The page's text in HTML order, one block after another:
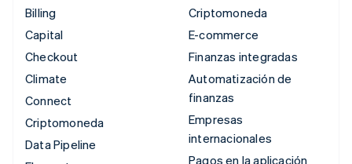
Billing
Capital
Checkout
Climate
Connect
Criptomoneda
Data Pipeline
Criptomoneda
E-commerce
Finanzas integradas
Automatización de
finanzas
Empresas
internacionales
Pagos en la aplicación